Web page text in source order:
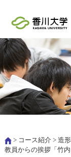
> コース紹介> 造
教員からの挨拶「竹内